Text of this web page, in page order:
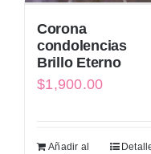
Corona
condolencias
Brillo Eterno
$1,900.00
Añadir al